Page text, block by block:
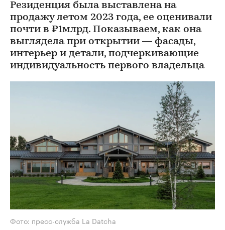
Резиденция была выставлена на
продажу летом 2023 года, ее оценивали
почти в ₽1млрд. Показываем, как она
выглядела при открытии — фасады,
интерьер и детали, подчеркивающие
индивидуальность первого владельца
Фото: пресс-служба La Datcha